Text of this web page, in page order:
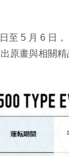
至 5 月 6 日
原畫與相關